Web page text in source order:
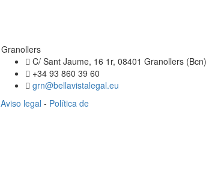
Granollers
C/ Sant Jaume, 16 1r, 08401 Granollers (Bcn)
+34 93 860 39 60
grn@bellavistalegal.eu
Aviso legal - Política de